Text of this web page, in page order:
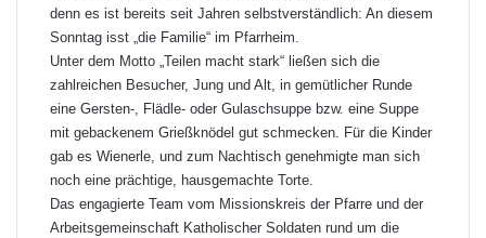
denn es ist bereits seit Jahren selbstverständlich: An diesem
Sonntag isst „die Familie“ im Pfarrheim.
Unter dem Motto „Teilen macht stark“ ließen sich die
zahlreichen Besucher, Jung und Alt, in gemütlicher Runde
eine Gersten-, Flädle- oder Gulaschsuppe bzw. eine Suppe
mit gebackenem Grießknödel gut schmecken. Für die Kinder
gab es Wienerle, und zum Nachtisch genehmigte man sich
noch eine prächtige, hausgemachte Torte.
Das engagierte Team vom Missionskreis der Pfarre und der
Arbeitsgemeinschaft Katholischer Soldaten rund um die